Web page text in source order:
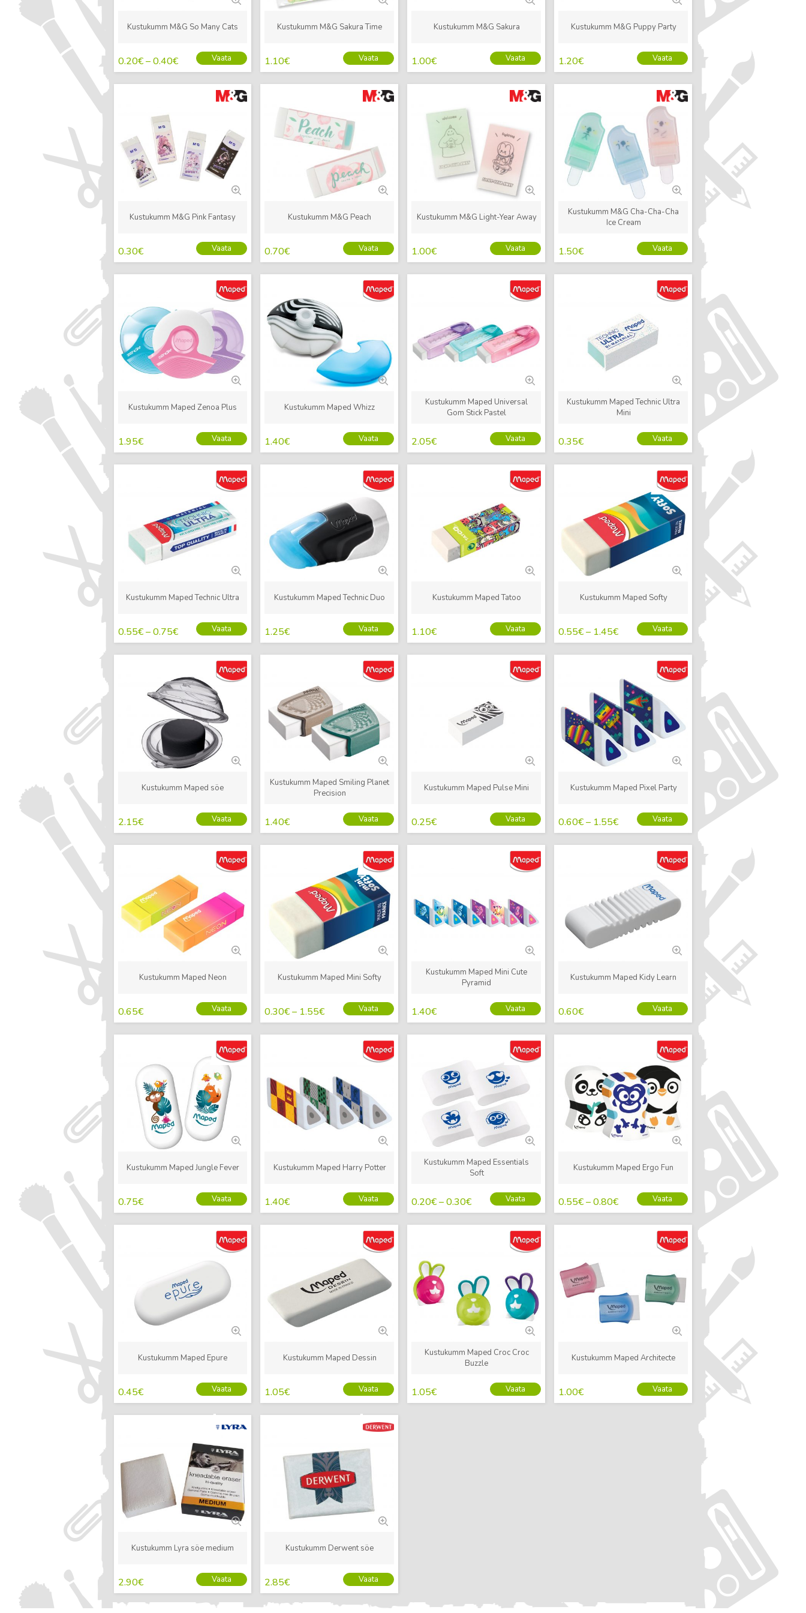
Kustukumm M&G So Many Cats
0.20€–0.40€ Vaata
Kustukumm M&G Sakura Time
1.10€ Vaata
Kustukumm M&G Sakura
1.00€ Vaata
Kustukumm M&G Puppy Party
1.20€ Vaata
Kustukumm M&G Pink Fantasy
0.30€ Vaata
Kustukumm M&G Peach
0.70€ Vaata
Kustukumm M&G Light-Year Away
1.00€ Vaata
Kustukumm M&G Cha-Cha-Cha
Ice Cream
1.50€ Vaata
Kustukumm Maped Zenoa Plus
1.95€ Vaata
Kustukumm Maped Whizz
1.40€ Vaata
Kustukumm Maped Universal
Gom Stick Pastel
2.05€ Vaata
Kustukumm Maped Technic Ultra
Mini
0.35€ Vaata
Kustukumm Maped Technic Ultra
0.55€–0.75€ Vaata
Kustukumm Maped Technic Duo
1.25€ Vaata
Kustukumm Maped Tatoo
1.10€ Vaata
Kustukumm Maped Softy
0.55€– 1.45€ Vaata
Kustukumm Maped söe
2.15€ Vaata
Kustukumm Maped Smiling Planet
Precision
1.40€ Vaata
Kustukumm Maped Pulse Mini
0.25€ Vaata
Kustukumm Maped Pixel Party
0.60€– 1.55€ Vaata
Kustukumm Maped Neon
0.65€ Vaata
Kustukumm Maped Mini Softy
0.30€– 1.55€ Vaata
Kustukumm Maped Mini Cute
Pyramid
1.40€ Vaata
Kustukumm Maped Kidy Learn
0.60€ Vaata
Kustukumm Maped Jungle Fever
0.75€ Vaata
Kustukumm Maped Harry Potter
1.40€ Vaata
Kustukumm Maped Essentials
Soft
0.20€–0.30€ Vaata
Kustukumm Maped Ergo Fun
0.55€–0.80€ Vaata
Kustukumm Maped Epure
0.45€ Vaata
Kustukumm Maped Dessin
1.05€ Vaata
Kustukumm Maped Croc Croc
Buzzle
1.05€ Vaata
Kustukumm Maped Architecte
1.00€ Vaata
Kustukumm Lyra söe medium
2.90€ Vaata
Kustukumm Derwent söe
2.85€ Vaata